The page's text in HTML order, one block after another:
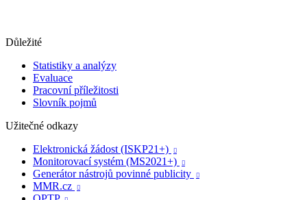
Důležité
Statistiky a analýzy
Evaluace
Pracovní příležitosti
Slovník pojmů
Užitečné odkazy
Elektronická žádost (ISKP21+)

Monitorovací systém (MS2021+) 
Generátor nástrojů povinné publicity 
MMR.cz 